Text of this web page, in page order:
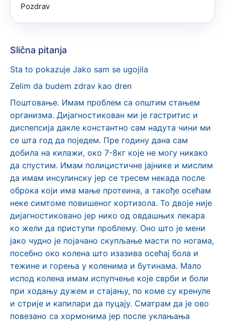
Pozdrav
Slična pitanja
Sta to pokazuje Jako sam se ugojila
Zelim da budem zdrav kao dren
Поштовање. Имам проблем са општим стањем
организма. Дијагностикован ми је гастритис и
диспепсија дакле константно сам надута чини ми
се шта год да поједем. Пре годину дана сам
добила на килажи, око 7-8кг које не могу никако
да спустим. Имам полицистичне јајнике и мислим
да имам инсулинску јер се тресем некада после
оброка који има мање протеина, а такође осећам
неке симтоме повишеног кортизола. То двоје није
дијагностиковано јер нико од овдашњих лекара
ко жели да приступи проблему. Оно што је мени
јако чудно је појачано скупљање масти по ногама,
посебно око колена што изазива осећај бола и
тежине и горења у коленима и бутинама. Мало
испод колена имам испупчење које сврби и боли
при ходању дужем и стајању, по коме су кренуле
и стрије и капилари да пуцају. Сматрам да је ово
повезано са хормонима јер после уклањања